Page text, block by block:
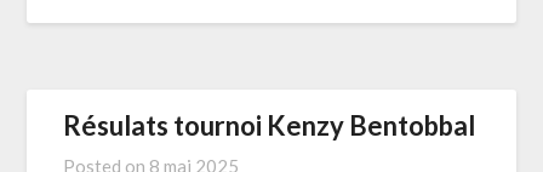
Résulats tournoi Kenzy Bentobbal
Posted on 8 mai 2025